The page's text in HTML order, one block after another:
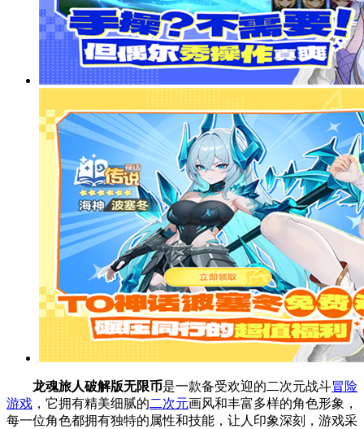
龙魂旅人破解版无限币是一款备受欢迎的二次元战斗冒险
游戏 ，它拥有精美细腻的二次元画风和丰富多样的角色形象，
每一位角色都拥有独特的属性和技能，让人印象深刻，游戏采